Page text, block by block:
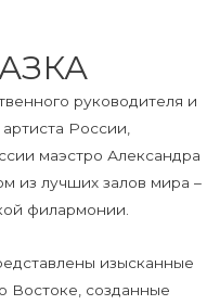
руководителя и
России,
маэстро Александра
из лучших залов мира –
филармонии.
изысканные
Востоке, созданные